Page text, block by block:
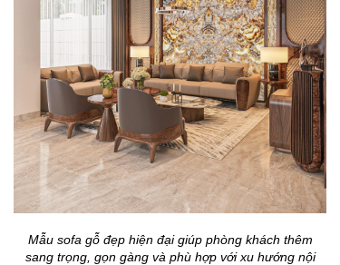
Mẫu sofa gỗ đẹp hiện đại giúp phòng khách thêm
sang trọng, gọn gàng và phù hợp với xu hướng nội